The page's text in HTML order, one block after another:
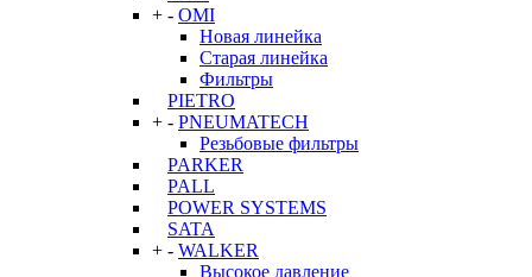
+ - OMI
Новая линейка
Старая линейка
Фильтры
PIETRO
+ - PNEUMATECH
Резьбовые фильтры
PARKER
PALL
POWER SYSTEMS
SATA
+ - WALKER
Высокое давление